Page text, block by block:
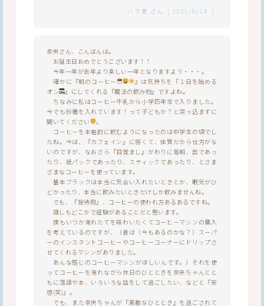
ハマ夏 さん [ 2021/6/14 ]
奈央さん、こんばんは。
お誕生日おめでとうございます！！
今年一年が去年より楽しい一年となりますよう・・・。
確かに『朝のコーヒー
』は気持ちを『１日を始める
オン
』にしてくれる『魔法の飲み物』ですよね。
ちなみに私はコーヒー牛乳から小学四年生で入りました。
今でも砂糖を入れています！って子どもか？と突っ込まずに
聞いてください
。
コーヒーを本格的に飲むようになったのは中学生の頃でし
たね。今は、『カフェイン』に弱くて、体質だから仕方がな
いのですが、なおさら『目覚まし』がわりに毎朝、缶であっ
たり、紙パックであったり、スティックであったり、とさま
ざまなコーヒーを使っています。
基本ブラックは本当に気合い入れたいときとか、眠気がひ
どかったり、本当に飲みたいときだけしか飲みませんね。
でも、『接待用』、コーヒーの使われ方あるあるですね。
誰しもどこかで経験があることだと思います。
僕もいつか淹れたてを味わいたくてコーヒーマシンの購入
を考えているのですが、（昔は（今もあるのかな？）スーパ
ーのインスタントコーヒーやコーヒーコーナーにドリップさ
せてくれるマシンがありました。
あんな感じのコーヒーマシンがほしいんです。）それを使
ってコーヒーを淹れながら休日のひとときを奈央ちゃんとと
もに落語や本、いろいろな話をして過ごしたい、などと『妄
想(笑)』。
でも、また奈央ちゃんが『素敵なひととき』を過ごされて